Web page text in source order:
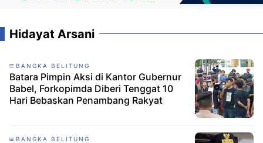
Hidayat Arsani
BANGKA BELITUNG
Batara Pimpin Aksi di Kantor Gubernur
Babel, Forkopimda Diberi Tenggat 10
Hari Bebaskan Penambang Rakyat
BANGKA BELITUNG